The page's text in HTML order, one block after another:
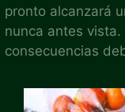
pronto alcanzará
nunca antes vista.
consecuencias